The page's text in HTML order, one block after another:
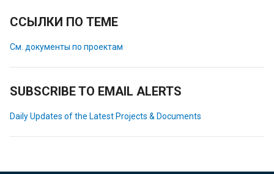
ССЫЛКИ ПО ТЕМЕ
См. документы по проектам
SUBSCRIBE TO EMAIL ALERTS
Daily Updates of the Latest Projects & Documents